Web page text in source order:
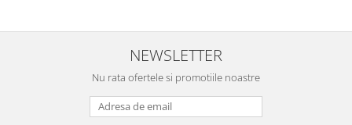
NEWSLETTER
Nu rata ofertele si promotiile noastre